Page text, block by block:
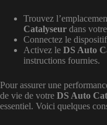
Trouvez
Catalyseur dans
Connectez le
Activez le DS Auto
instructions fournies.
Pour assurer une
de vie de votre DS Auto
essentiel. Voici quelques